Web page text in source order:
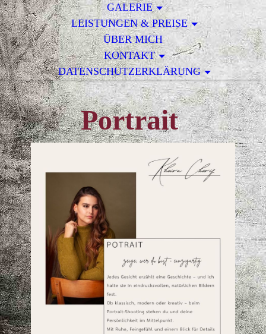
GALERIE
LEISTUNGEN & PREISE
ÜBER MICH
KONTAKT
DATENSCHUTZERKLÄRUNG
Portrait